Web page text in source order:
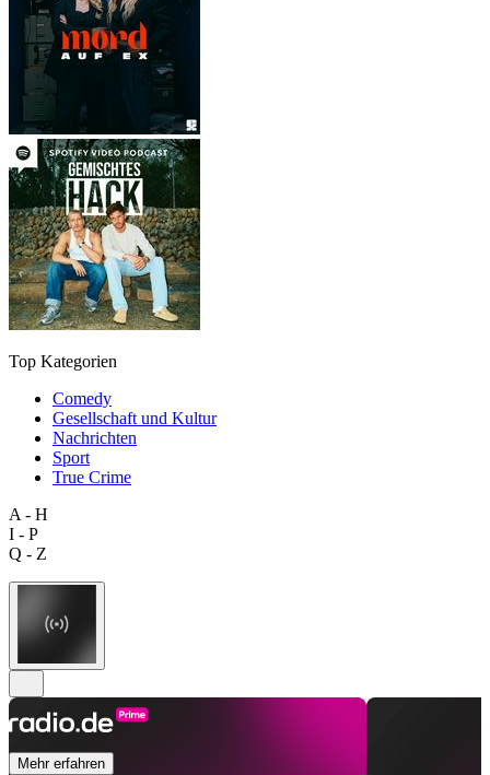
Top Kategorien
Comedy
Gesellschaft und Kultur
Nachrichten
Sport
True Crime
A - H
I - P
Q - Z
Mehr erfahren